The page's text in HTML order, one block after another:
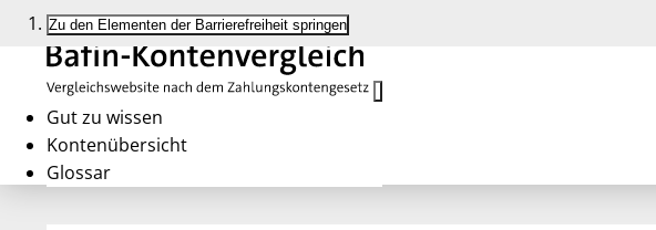
Zu den Elementen der Barrierefreiheit springen
Gut zu wissen
Kontenübersicht
Glossar